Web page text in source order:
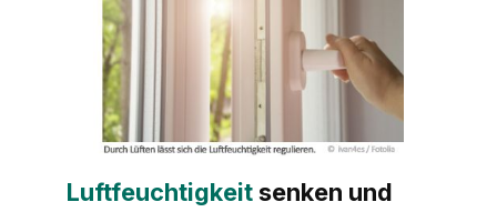
Luftfeuchtigkeitsenken und